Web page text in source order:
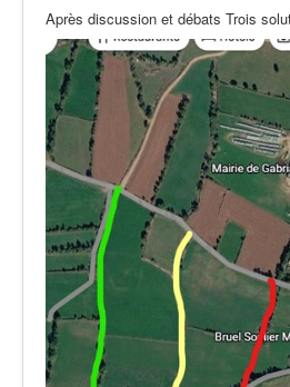
Après discussion et débats Trois